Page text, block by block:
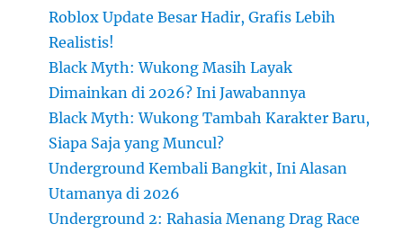
Roblox Update Besar Hadir, Grafis Lebih
Realistis!
Black Myth: Wukong Masih Layak
Dimainkan di 2026? Ini Jawabannya
Black Myth: Wukong Tambah Karakter Baru,
Siapa Saja yang Muncul?
Underground Kembali Bangkit, Ini Alasan
Utamanya di 2026
Underground 2: Rahasia Menang Drag Race